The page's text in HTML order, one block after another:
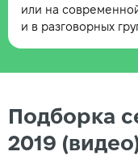
или на
и в разговорных
Подборка
2019